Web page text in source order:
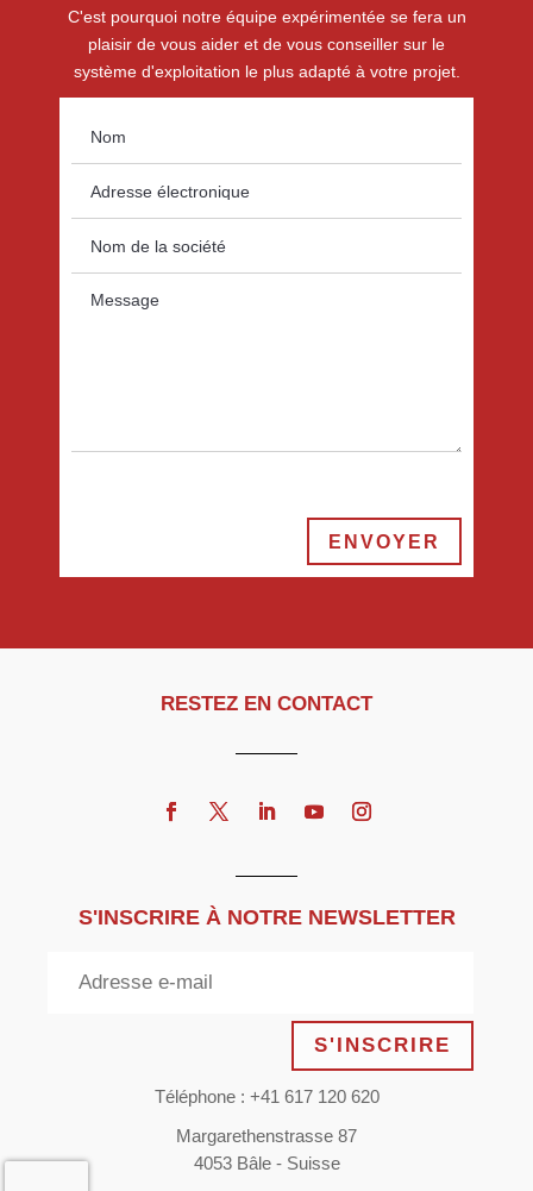
C'est pourquoi notre équipe expérimentée se fera un
plaisir de vous aider et de vous conseiller sur le
système d'exploitation le plus adapté à votre projet.
ENVOYER
RESTEZ EN CONTACT
S'INSCRIRE À NOTRE NEWSLETTER
S'INSCRIRE
Téléphone : +41 617 120 620
Margarethenstrasse 87
4053 Bâle - Suisse